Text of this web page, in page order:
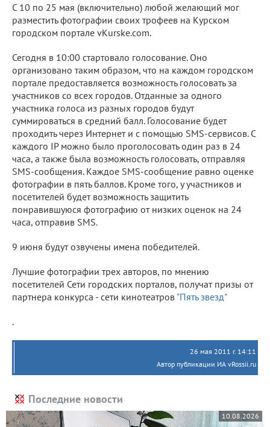
С 10 по 25 мая (включительно) любой желающий мог
разместить фотографии своих трофеев на Курском
городском портале vKurske.com.
Сегодня в 10:00 стартовало голосование. Оно
организовано таким образом, что на каждом городском
портале предоставляется возможность голосовать за
участников со всех городов. Отданные за одного
участника голоса из разных городов будут
суммироваться в средний балл. Голосование будет
проходить через Интернет и с помощью SMS-сервисов. C
каждого IP можно было проголосовать один раз в 24
часа, а также была возможность голосовать, отправляя
SMS-сообщения. Каждое SMS-сообщение равно оценке
фотографии в пять баллов. Кроме того, у участников и
посетителей будет возможность защитить
понравившуюся фотографию от низких оценок на 24
часа, отправив SMS.
9 июня будут озвучены имена победителей.
Лучшие фотографии трех авторов, по мнению
посетителей Сети городских порталов, получат призы от
партнера конкурса - сети кинотеатров "Пять звезд"
.
26 мая 2011 г. 14:11
Автор публикации ИА vRossii.ru
Последние новости
10.08.2026